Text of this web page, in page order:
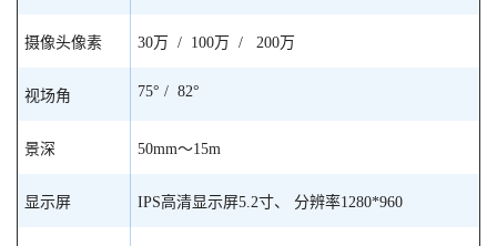
摄像头像素 30万 / 100万 / 200万
视场角 75° / 82°
景深 50mm～15m
显示屏 IPS高清显示屏5.2寸、 分辨率1280*960